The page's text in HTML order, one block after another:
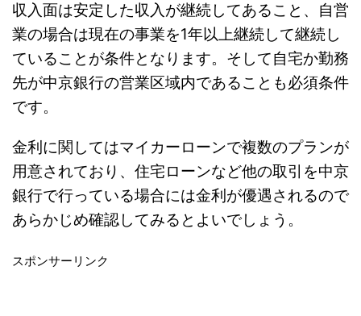
収入面は安定した収入が継続してあること、自営
業の場合は現在の事業を1年以上継続して継続し
ていることが条件となります。そして自宅か勤務
先が中京銀行の営業区域内であることも必須条件
です。
金利に関してはマイカーローンで複数のプランが
用意されており、住宅ローンなど他の取引を中京
銀行で行っている場合には金利が優遇されるので
あらかじめ確認してみるとよいでしょう。
スポンサーリンク